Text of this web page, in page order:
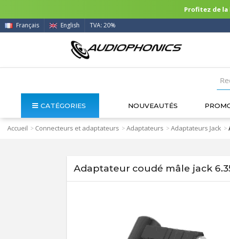
Profitez de
Français English TVA: 20%
CATÉGORIES NOUVEAUTÉS
Accueil > Connecteurs et adaptateurs >Adaptateurs >Adaptateurs Jack >
Adaptateur coudé mâle jack